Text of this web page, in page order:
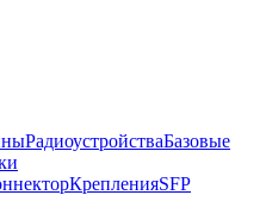
РадиоустройстваБазовые
КрепленияSFP